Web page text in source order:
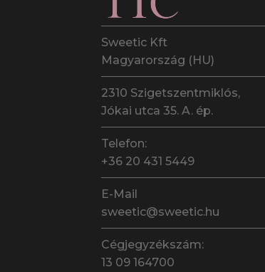
Sweetic Kft
Magyarország (HU)
2310 Szigetszentmiklós,
Jókai utca 35. A. ép.
Telefon:
+36 20 431 5449
E-Mail
sweetic@sweetic.hu
Cégjegyzékszám:
13 09 164700